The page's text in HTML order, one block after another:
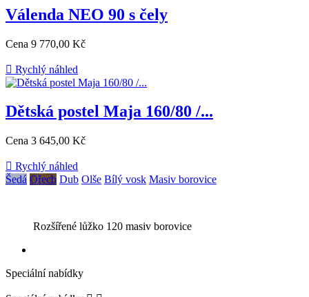
Válenda NEO 90 s čely
Cena 9 770,00 Kč
 Rychlý náhled
Dětská postel Maja 160/80 /...
Cena 3 645,00 Kč
 Rychlý náhled
Šedá Ořech Dub Olše Bílý vosk Masiv borovice
Rozšířené lůžko 120 masiv borovice
Speciální nabídky